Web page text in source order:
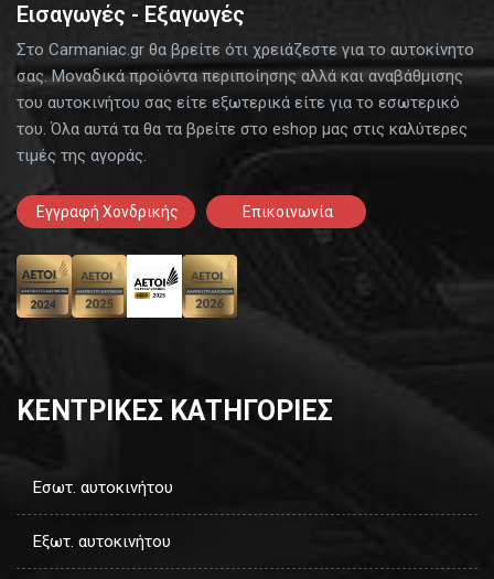
Εισαγωγές - Εξαγωγές
Στο Carmaniac.gr θα βρείτε ότι χρειάζεστε για το αυτοκίνητο
σας. Μοναδικά προϊόντα περιποίησης αλλά και αναβάθμισης
του αυτοκινήτου σας είτε εξωτερικά είτε για το εσωτερικό
του. Όλα αυτά τα θα τα βρείτε στο eshop μας στις καλύτερες
τιμές της αγοράς.
Εγγραφή Χονδρικής Επικοινωνία
ΚΕΝΤΡΙΚΕΣ ΚΑΤΗΓΟΡΙΕΣ
Εσωτ. αυτοκινήτου
Εξωτ. αυτοκινήτου